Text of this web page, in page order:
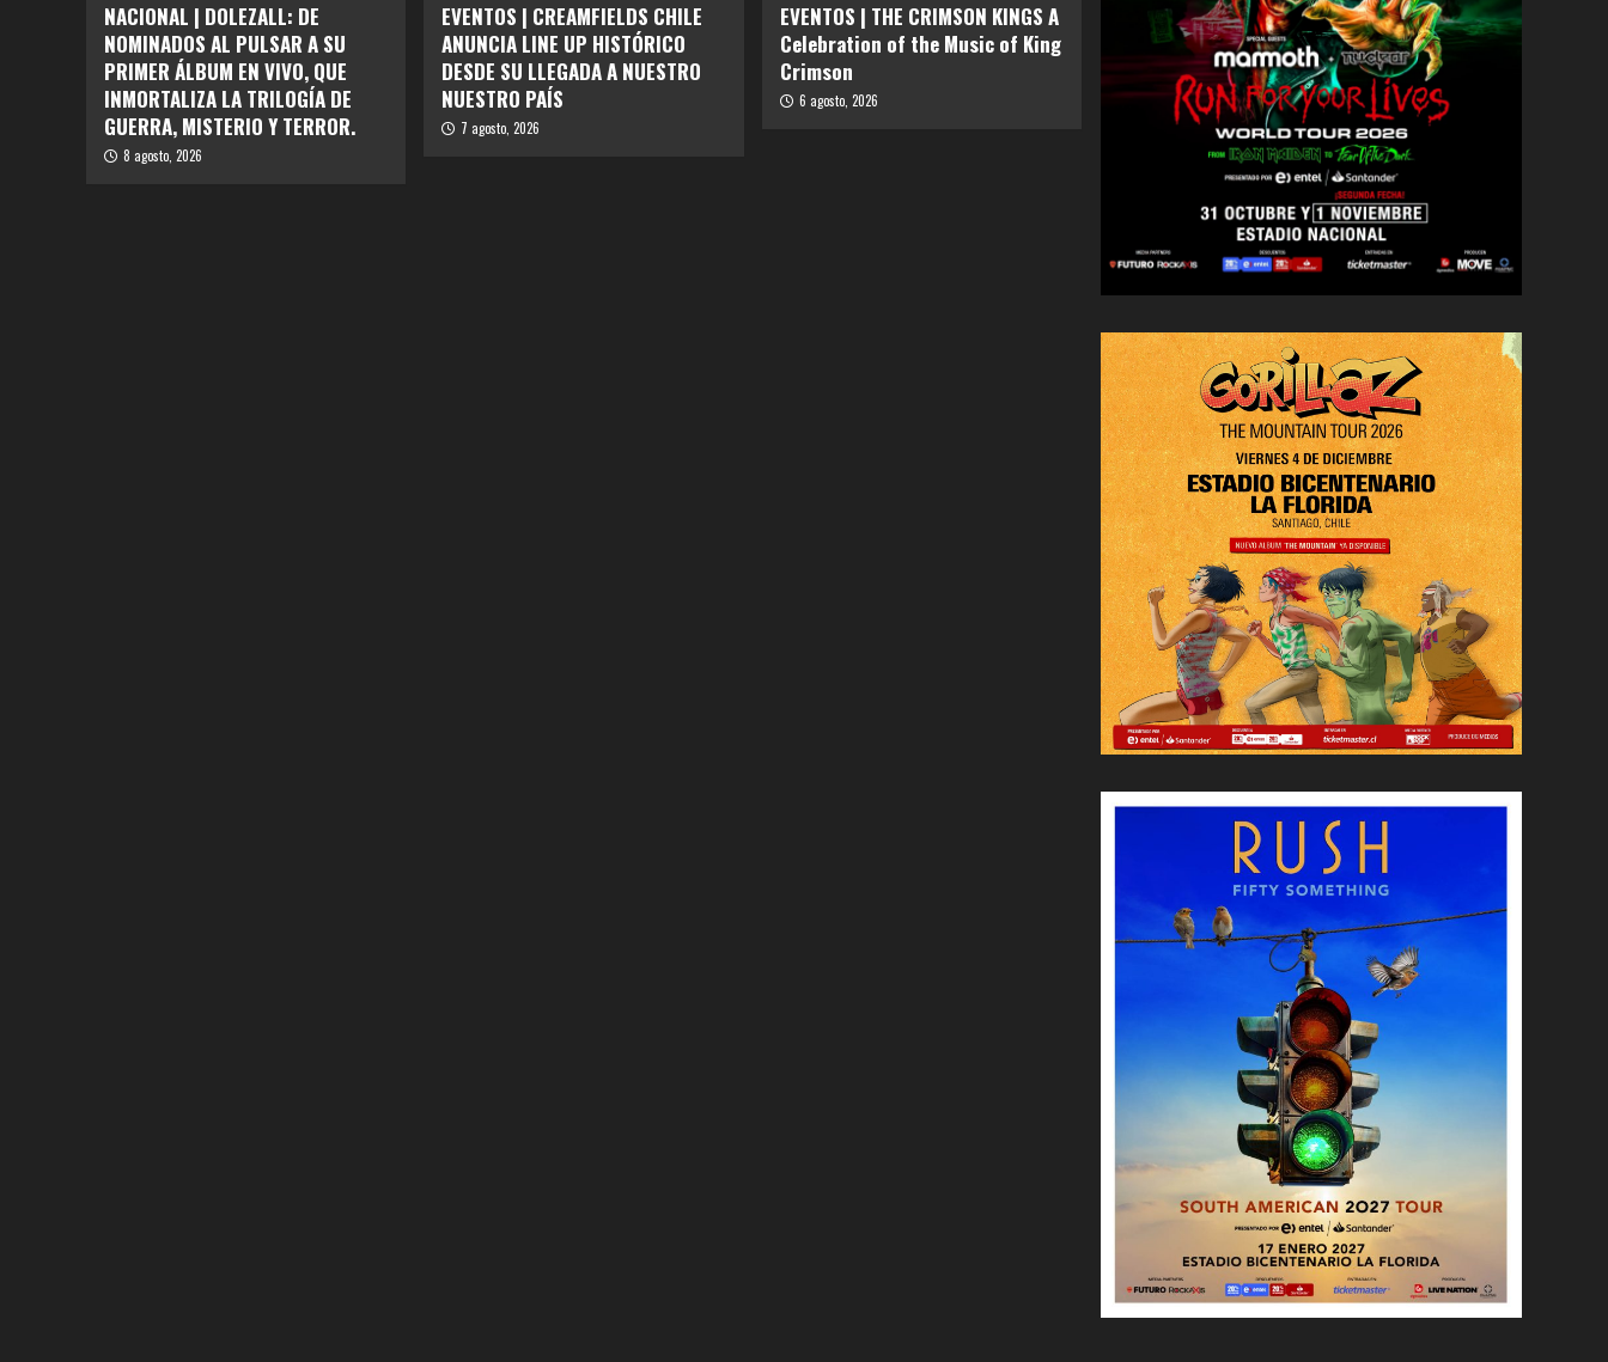
NACIONAL | DOLEZALL: DE
NOMINADOS AL PULSAR A SU
PRIMER ÁLBUM EN VIVO, QUE
INMORTALIZA LA TRILOGÍA DE
GUERRA, MISTERIO Y TERROR.
8 agosto, 2026
EVENTOS | CREAMFIELDS CHILE
ANUNCIA LINE UP HISTÓRICO
DESDE SU LLEGADA A NUESTRO
NUESTRO PAÍS
7 agosto, 2026
EVENTOS | THE CRIMSON KINGS A
Celebration of the Music of King
Crimson
6 agosto, 2026